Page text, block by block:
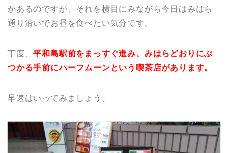
かあるのですが、それを横目にみながら今日はみはら
通り沿いでお昼を食べたい気分です。
丁度、平和島駅前をまっすぐ進み、みはらどおりにぶ
つかる手前にハーフムーンという喫茶店があります。
早速はいってみましょう。